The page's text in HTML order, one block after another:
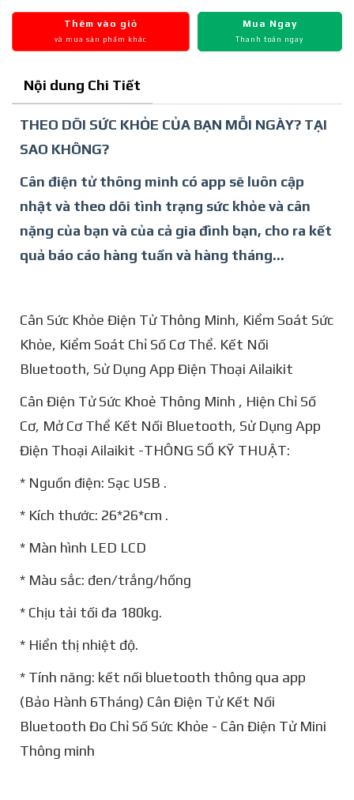
Thêm vào giỏ
và mua sản phẩm khác
Mua Ngay
Thanh toán ngay
Nội dung Chi Tiết
THEO DÕI SỨC KHỎE CỦA BẠN MỖI NGÀY? TẠI
SAO KHÔNG?
Cân điện tử thông minh có app sẽ luôn cập
nhật và theo dõi tình trạng sức khỏe và cân
nặng của bạn và của cả gia đình bạn, cho ra kết
quả báo cáo hàng tuần và hàng tháng...
Cân Sức Khỏe Điện Tử Thông Minh, Kiểm Soát Sức
Khỏe, Kiểm Soát Chỉ Số Cơ Thể. Kết Nối
Bluetooth, Sử Dụng App Điện Thoại Ailaikit
Cân Điện Tử Sức Khoẻ Thông Minh , Hiện Chỉ Số
Cơ, Mở Cơ Thể Kết Nối Bluetooth, Sử Dụng App
Điện Thoại Ailaikit -THÔNG SỐ KỸ THUẬT:
* Nguồn điện: Sạc USB .
* Kích thước: 26*26*cm .
* Màn hình LED LCD
* Màu sắc: đen/trắng/hồng
* Chịu tải tối đa 180kg.
* Hiển thị nhiệt độ.
* Tính năng: kết nối bluetooth thông qua app
(Bảo Hành 6Tháng) Cân Điện Tử Kết Nối
Bluetooth Đo Chỉ Số Sức Khỏe - Cân Điện Tử Mini
Thông minh